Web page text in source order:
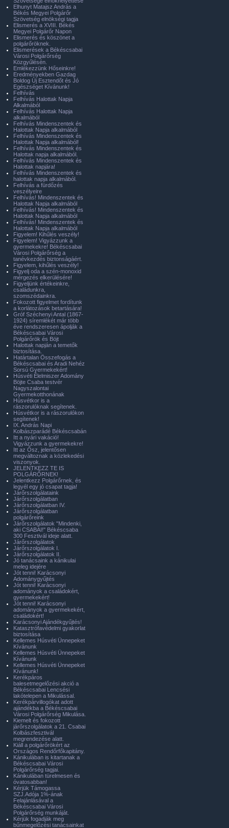
Elhunyt Matajsz András a
Békés Megyei Polgárőr
Szövetség elnökségi tagja
Elismerés a XVIII. Békés
Megyei Polgárőr Napon
Elismerés és köszönet a
polgárőröknek.
Elismerések a Békéscsabai
Városi Polgárőrség
Közgyűlésén.
Emlékezzünk Hőseinkre!
Eredményekben Gazdag
Boldog Új Esztendőt és Jó
Egészséget Kívánunk!
Felhívás
Felhívás Halottak Napja
Alkalmából
Felhívás Halottak Napja
alkalmából
Felhívás Mindenszentek és
Halottak Napja alkalmából
Felhívás Mindenszentek és
Halottak Napja alkalmából!
Felhívás Mindenszentek és
Halottak napja alkalmából.
Felhívás Mindenszentek és
Halottak napjára!
Felhívás Mindenszentek és
halottak napja alkalmából.
Felhívás a fürdőzés
veszélyeire
Felhívás! Mindenszentek és
Halottak Napja alkalmából
Felhívás! Mindenszentek és
Halottak Napja alkalmából
Felhívás! Mindenszentek és
Halottak Napja alkalmából
Figyelem! Kihűlés veszély!
Figyelem! Vigyázzunk a
gyermekekre! Békéscsabai
Városi Polgárőrség a
tanévkezdés biztonságáért.
Figyelem, kihűlés veszély!
Figyelj oda a szén-monoxid
mérgezés elkerülésére!
Figyeljünk értékeinkre,
családunkra,
szomszédainkra.
Fokozott figyelmet fordítunk
a korlátozások betartására!
Gróf Széchenyi Antal (1867-
1924) síremlékét már több
éve rendszeresen ápolják a
Békéscsabai Városi
Polgárőrök és Böjt
Halottak napján a temetők
biztosítása.
Határtalan Összefogás a
Békéscsabai és Aradi Nehéz
Sorsú Gyermekekért!
Húsvéti Élelmiszer Adomány
Böjte Csaba testvér
Nagyszalontai
Gyermekotthonának
Húsvétkor is a
rászorulóknak segítenek.
Húsvétkor is a rászorulókon
segítenek!
IX. András Napi
Kolbászparádé Békéscsabán
Itt a nyári vakáció!
Vigyázzunk a gyermekekre!
Itt az Ősz, jelentősen
megváltoznak a közlekedési
viszonyok.
JELENTKEZZ TE IS
POLGÁRŐRNEK!
Jelentkezz Polgárőrnek, és
legyél egy jó csapat tagja!
Járőrszolgálataink
Járőrszolgálatban
Járőrszolgálatban IV.
Járőrszolgálatban
polgárőreink
Járőrszolgálatok "Mindenki,
aki CSABAI!" Békéscsaba
300 Fesztivál ideje alatt.
Járőrszolgálatok
Járőrszolgálatok I.
Járőrszolgálatok II.
Jó tanácsaink a kánikulai
meleg idejére
Jót tenni! Karácsonyi
Adománygyűjtés
Jót tenni! Karácsonyi
adományok a családokért,
gyermekekért!
Jót tenni! Karácsonyi
adományok a gyermekekért,
családokért!
Karácsonyi Ajándékgyűjtés!
Katasztrófavédelmi gyakorlat
biztosítása
Kellemes Húsvéti Ünnepeket
Kívánunk
Kellemes Húsvéti Ünnepeket
Kívánunk
Kellemes Húsvéti Ünnepeket
Kívánunk!
Kerékpáros
balesetmegelőzési akció a
Békéscsabai Lencsési
lakótelepen a Mikulással.
Kerékpárvillogókat adott
ajándékba a Békéscsabai
Városi Polgárőrség Mikulása.
Kiemelt és fokozott
járőrszolgálatok a 21. Csabai
Kolbászfesztivál
megrendezése alatt.
Kiáll a polgárőrökért az
Országos Rendőrfőkapitány.
Kánikulában is kitartanak a
Békéscsabai Városi
Polgárőrség tagjai.
Kánikulában türelmesen és
óvatosabban!
Kérjük Támogassa
SZJ.Adója 1%-ának
Felajánlásával a
Békéscsabai Városi
Polgárőrség munkáját.
Kérjük fogadják meg
bűnmegelőzési tanácsainkat